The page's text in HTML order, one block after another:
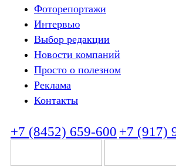
Фоторепортажи
Интервью
Выбор редакции
Новости компаний
Просто о полезном
Реклама
Контакты
+7 (8452) 659-600 +7 (917)